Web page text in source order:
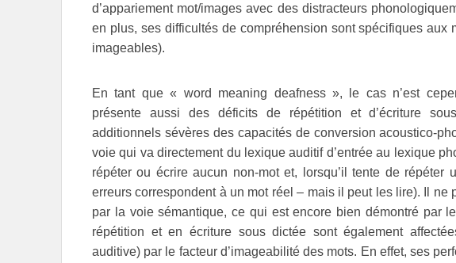
d’appariement mot/images avec des distracteurs
en plus, ses difficultés de compréhension sont spécifiques aux
imageables).
En tant que « word meaning deafness », le cas n’est
présente aussi des déficits de répétition et d’écriture
additionnels sévères des capacités de conversion acoustico-
voie qui va directement du lexique auditif d’entrée au lexique
répéter ou écrire aucun non-mot et, lorsqu’il tente de répéter
erreurs correspondent à un mot réel – mais il peut les lire). Il ne
par la voie sémantique, ce qui est encore bien démontré par
répétition et en écriture sous dictée sont également
auditive) par le facteur d’imageabilité des mots. En effet, ses